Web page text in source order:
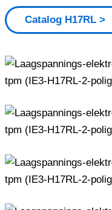
Catalog H17RL